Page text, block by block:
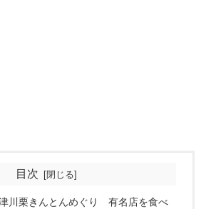
目次
津川栗きんとんめぐり 有名店を食べ